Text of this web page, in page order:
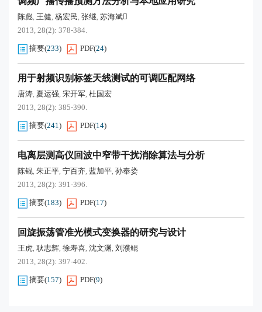
陈彪, 王健, 杨宏民, 张继, 苏海斌
2013, 28(2): 378-384.
摘要(233) PDF(24)
用于射频识别标签天线测试的可调匹配网络
唐涛, 夏运强, 宋开军, 杜国宏
2013, 28(2): 385-390.
摘要(241) PDF(14)
电离层测高仪回波中窄带干扰消除算法与分析
陈锟, 朱正平, 宁百齐, 蓝加平, 孙奉娄
2013, 28(2): 391-396.
摘要(183) PDF(17)
回旋振荡管准光模式变换器的研究与设计
王虎, 耿志辉, 徐寿喜, 沈文渊, 刘濮鲲
2013, 28(2): 397-402.
摘要(157) PDF(9)